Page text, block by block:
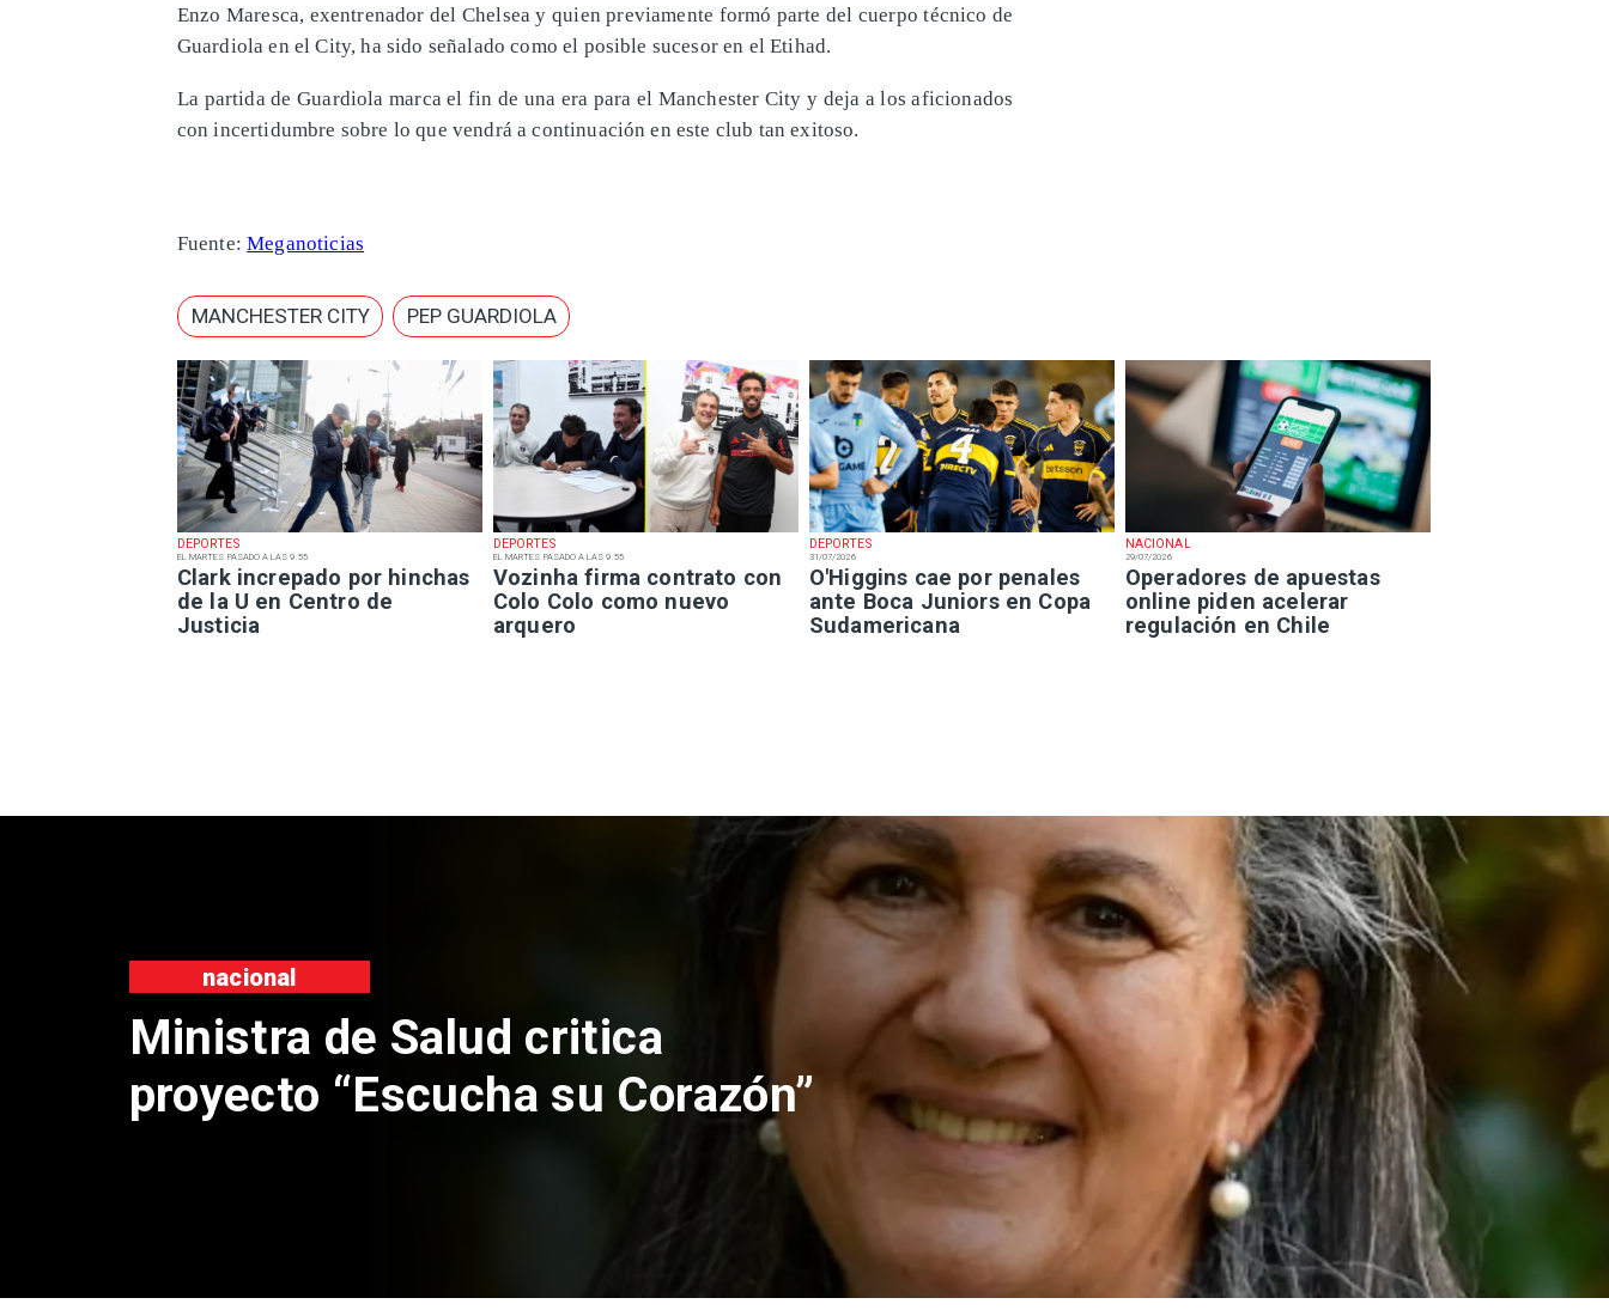
DEPORTES
EL MARTES PASADO A LAS 9:55
Clark increpado por hinchas
de la U en Centro de
Justicia
DEPORTES
EL MARTES PASADO A LAS 9:55
Vozinha firma contrato con
Colo Colo como nuevo
arquero
DEPORTES
31/07/2026
O'Higgins cae por penales
ante Boca Juniors en Copa
Sudamericana
NACIONAL
29/07/2026
Operadores de apuestas
online piden acelerar
regulación en Chile
Enzo Maresca, exentrenador del Chelsea y quien previamente formó parte del cuerpo técnico de
Guardiola en el City, ha sido señalado como el posible sucesor en el Etihad.
La partida de Guardiola marca el fin de una era para el Manchester City y deja a los aficionados
con incertidumbre sobre lo que vendrá a continuación en este club tan exitoso.
Fuente:Meganoticias
MANCHESTER CITY PEP GUARDIOLA
Ministra de Salud critica
proyecto “Escucha su Corazón”
nacional